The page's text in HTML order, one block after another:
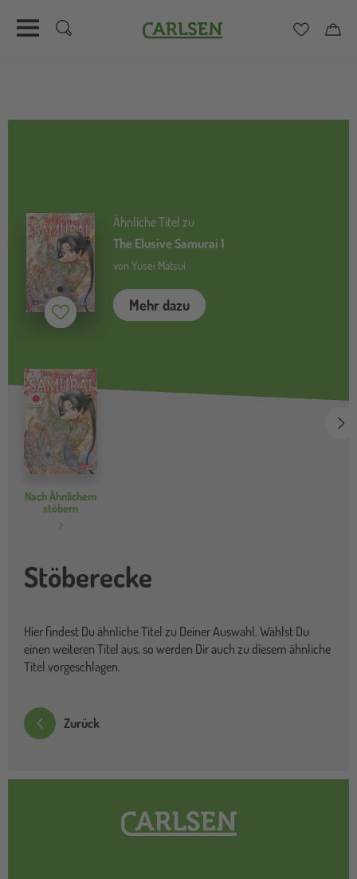
Carlsen
Ähnliche Titel zu
The Elusive Samurai 1
von Yusei Matsui
Mehr dazu
Merken ( inaktiv)
Nach Ähnlichem
stöbern
Stöberecke
Hier findest Du ähnliche Titel zu Deiner Auswahl. Wählst Du
einen weiteren Titel aus, so werden Dir auch zu diesem ähnliche
Titel vorgeschlagen.
Zurück